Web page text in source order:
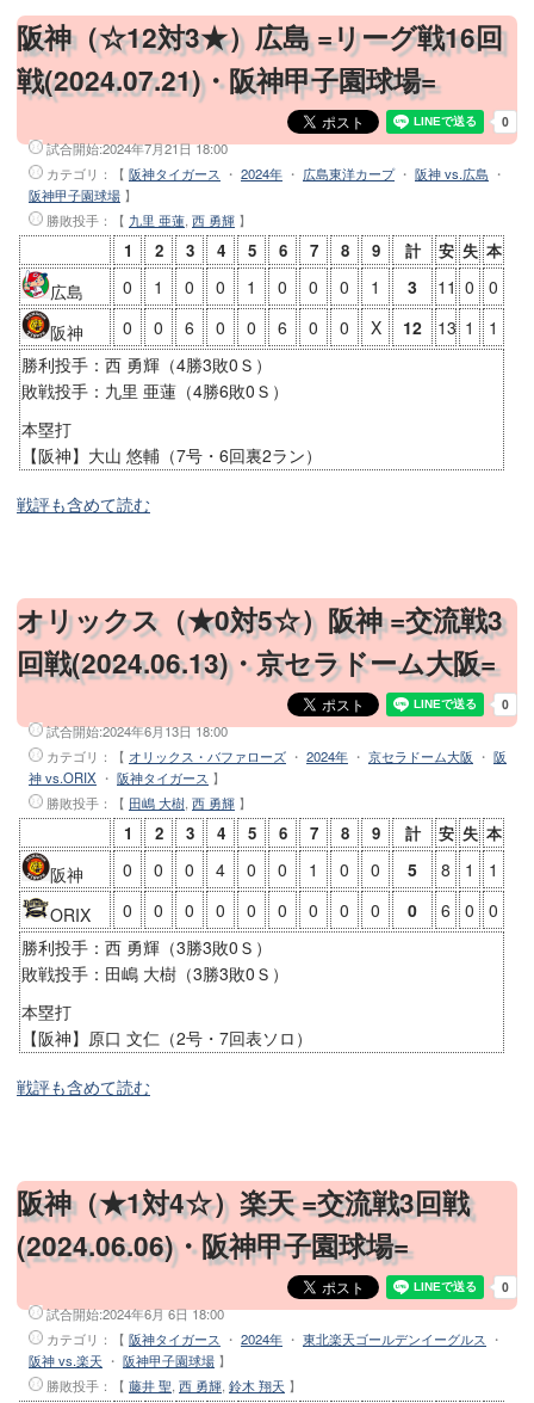
阪神（☆12対3★）広島 =リーグ戦16回
戦(2024.07.21)・阪神甲子園球場=
試合開始:2024年7月21日 18:00
カテゴリ：【 阪神タイガース ・ 2024年 ・ 広島東洋カープ・ 阪神 vs.広島 ・
阪神甲子園球場 】
勝敗投手 ：【 九里 亜蓮 西 勇輝 】
1 2 3 4 5 6 7 8 9 計 安 失 本
広島 0 1 0 0 1 0 0 0 1 3 11 0
0
阪神
0 0 6 0 0 6 0 0 X 12 13 1
1
勝利投手：西 勇輝（4勝3敗0Ｓ）
敗戦投手：九里 亜蓮（4勝6敗0Ｓ）
本塁打
【阪神】大山 悠輔（7号・6回裏2ラン）
戦評も含めて読む
オリックス（★0対5☆）阪神 =交流戦3
回戦(2024.06.13)・京セラドーム大阪=
試合開始:2024年6月13日 18:00
カテゴリ：【 オリックス・バファローズ ・ 2024年 ・ 京セラドーム大阪 ・ 阪
神 vs.ORIX ・ 阪神タイガース 】
勝敗投手 ：【 田嶋 大樹 西 勇輝 】
1 2 3 4 5 6 7 8 9 計 安 失 本
阪神 0 0 0 4 0 0 1 0 0 5 8 1
1
ORIX
0 0 0 0 0 0 0 0 0 0 6 0
0
勝利投手：西 勇輝（3勝3敗0Ｓ）
敗戦投手：田嶋 大樹（3勝3敗0Ｓ）
本塁打
【阪神】原口 文仁（2号・7回表ソロ）
戦評も含めて読む
阪神（★1対4☆）楽天 =交流戦3回戦
(2024.06.06)・阪神甲子園球場=
試合開始:2024年6月 6日 18:00
カテゴリ：【 阪神タイガース ・ 2024年 ・ 東北楽天ゴールデンイーグルス ・
阪神 vs.楽天 ・ 阪神甲子園球場 】
勝敗投手 ：【 藤井 聖, 西 勇輝, 鈴木 翔天 】